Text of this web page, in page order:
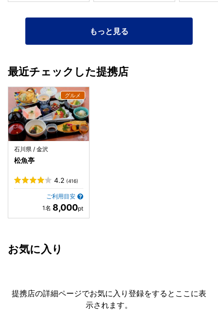
もっと見る
最近チェックした提携店
石川県 / 金沢
松魚亭
4.2 (416)
ご利用目安
8,000
お気に入り
提携店の詳細ページでお気に入り登録をすると ここに表
示されます。